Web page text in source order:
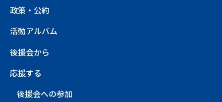
政策・公約
活動アルバム
後援会から
応援する
後援会への参加